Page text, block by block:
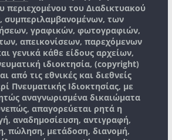
περιεχομένου του Διαδικτυακού
συμπεριλαμβανομένων, των
γραφικών, φωτογραφιών,
απεικονίσεων, παρεχόμενων
γενικά κάθε είδους αρχείων,
ιδιοκτησία, (copyright)
από τις εθνικές και διεθνείς
Πνευματικής Ιδιοκτησίας, με
αναγνωρισμένα δικαιώματα
απαγορεύεται ρητά η
αναδημοσίευση, αντιγραφή,
πώληση, μετάδοση, διανομή,